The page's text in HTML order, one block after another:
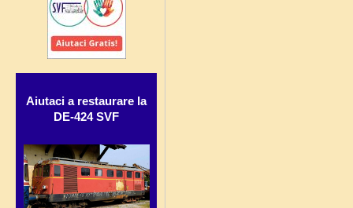
Aiutaci a restaurare la
DE-424 SVF